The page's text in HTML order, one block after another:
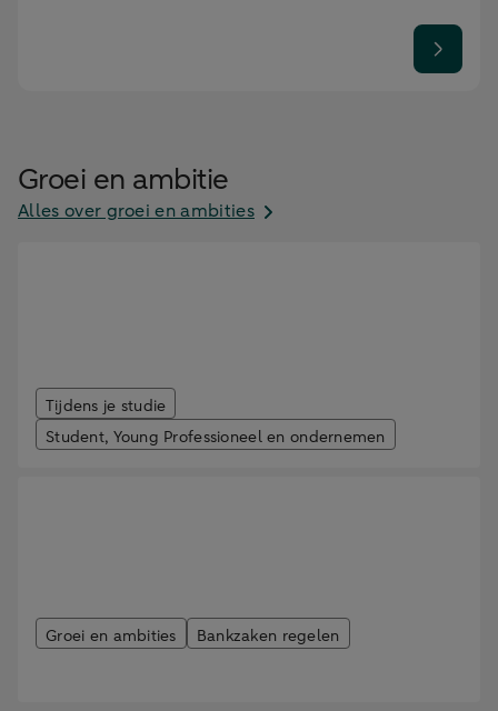
Groei en ambitie
Alles over groei en ambities
Tijdens je studie
Student, Young Professioneel en ondernemen
Groei en ambities Bankzaken regelen